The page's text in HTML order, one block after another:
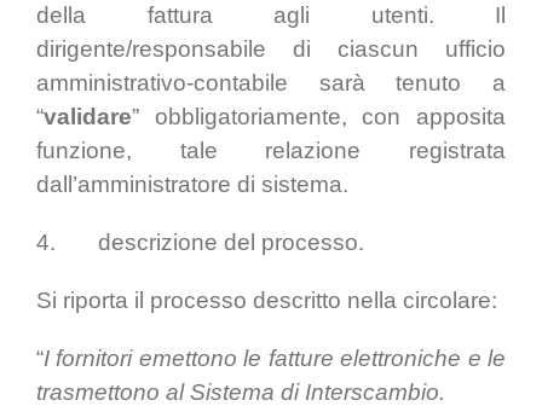
della fattura agli utenti. Il
dirigente/responsabile di ciascun ufficio
amministrativo-contabile sarà tenuto a
“validare” obbligatoriamente, con apposita
funzione, tale relazione registrata
dall’amministratore di sistema.
4. descrizione del processo.
Si riporta il processo descritto nella circolare:
“I fornitori emettono le fatture elettroniche e le
trasmettono al Sistema di Interscambio.